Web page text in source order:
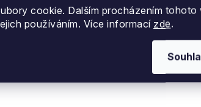
cookie. Dalším procházením tohoto
používáním. Více informací zde.